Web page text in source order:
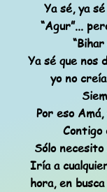
Ya sé, ya
“Agur”...
Ya sé que nos
yo no
Por eso
Contigo
Sólo
Iría a
hora, en